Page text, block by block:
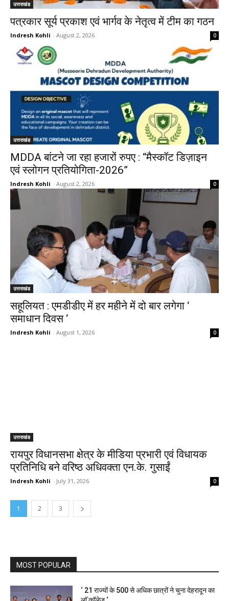
उत्तराखंड
पत्रकार सूर्य प्रकाश एवं भार्गव के नेतृत्व में टीम का गठन
Indresh Kohli - August 2, 2026 0
उत्तराखंड
MDDA बांटने जा रहा हजारों रुपए : “मैस्कॉट डिज़ाइन
एवं स्लोगन प्रतियोगिता-2026”
Indresh Kohli - August 2, 2026 0
उत्तराखंड
सहूलियत : एमडीडीए में हर महीने में दो बार लगेगा ‘
समाधान दिवस ‘
Indresh Kohli - August 1, 2026 0
उत्तराखंड
रायपुर विधानसभा क्षेत्र के मीडिया प्रभारी एवं विधायक
प्रतिनिधि बने वरिष्ठ अधिवक्ता एन.के. गुसाईं
Indresh Kohli - July 31, 2026 0
1 2 3
MOST POPULAR
‘ 21 राज्यों के 500 से अधिक छात्रों ने चुना देहरादून का